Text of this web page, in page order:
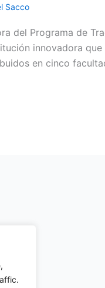
Sacco
del Programa de
innovadora
en cinco